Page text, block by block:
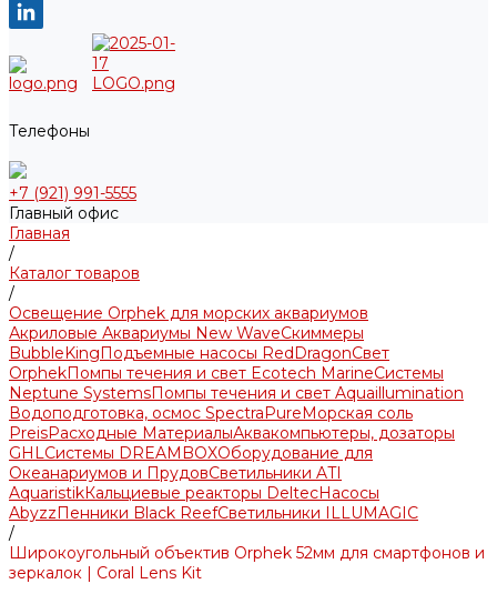
Телефоны
+7 (921) 991-5555
Главный офис
Главная
/
Каталог товаров
/
Освещение Orphek для морских аквариумов
Акриловые Аквариумы New WaveСкиммеры
BubbleKingПодъемные насосы RedDragonСвет
OrphekПомпы течения и свет Ecotech MarineСистемы
Neptune SystemsПомпы течения и свет Aquaillumination
Водоподготовка, осмос SpectraPureМорская соль
PreisРасходные МатериалыАквакомпьютеры, дозаторы
GHLСистемы DREAMBOXОборудование для
Океанариумов и ПрудовСветильники ATI
AquaristikКальциевые реакторы DeltecНасосы
AbyzzПенники Black ReefСветильники ILLUMAGIC
/
Широкоугольный объектив Orphek 52мм для смартфонов и
зеркалок | Coral Lens Kit